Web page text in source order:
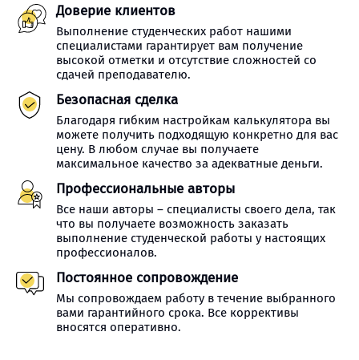
Доверие клиентов
Выполнение студенческих работ нашими
специалистами гарантирует вам получение
высокой отметки и отсутствие сложностей со
сдачей преподавателю.
Безопасная сделка
Благодаря гибким настройкам калькулятора вы
можете получить подходящую конкретно для вас
цену. В любом случае вы получаете
максимальное качество за адекватные деньги.
Профессиональные авторы
Все наши авторы – специалисты своего дела, так
что вы получаете возможность заказать
выполнение студенческой работы у настоящих
профессионалов.
Постоянное сопровождение
Мы сопровождаем работу в течение выбранного
вами гарантийного срока. Все коррективы
вносятся оперативно.